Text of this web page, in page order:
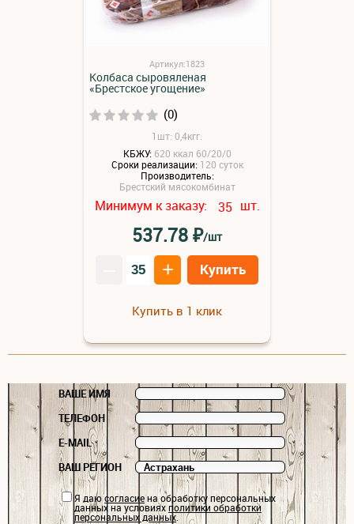
Артикул:1823
Колбаса сыровяленая
«Брестское угощение»
(0)
1шт: 0,4кгг.
КБЖУ: 620 ккал 60/20/0
Сроки реализации: 120 суток
Производитель:
Брестский мясокомбинат
Минимум к заказу: 35 шт.
537.78₽/шт
+ Купить
Купить в 1 клик
ВАШЕ ИМЯ
ТЕЛЕФОН
E-MAIL
ВАШ РЕГИОН
Я даюсогласиена обработку персональных
данных на условияхполитики обработки
персональных данных.